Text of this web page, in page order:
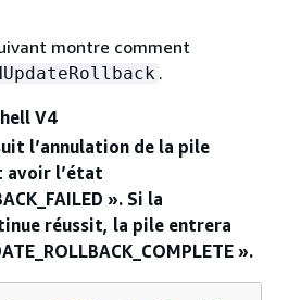
montre comment
.
V4
l’annulation de la pile
avoir l’état
». Si la
réussit, la pile entrera
».